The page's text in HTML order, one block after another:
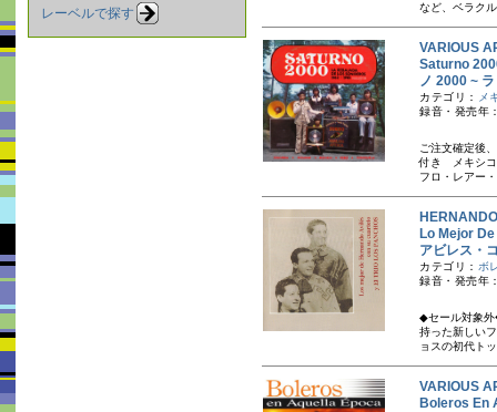
レーベルで探す
など、ベラク
VARIOUS
Saturno
ノ 2000 ~
カテゴリ：
メ
録音・発売
ご注文確定後
付き メキシコ
フロ・レアー
Lo Mejor
アビレス・
カテゴリ： ボ
録音・発売年
◆セール対象外
持った新しい
ョスの初代ト
VARIOUS
Boleros En